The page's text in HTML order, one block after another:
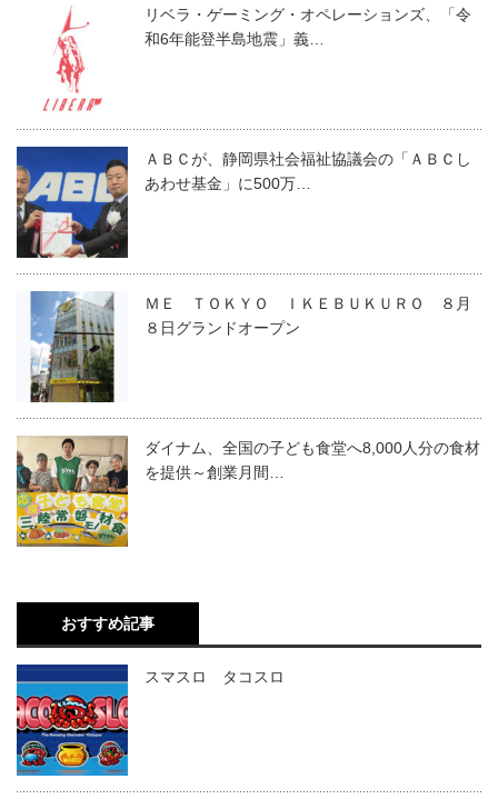
リベラ・ゲーミング・オペレーションズ、「令
和6年能登半島地震」義…
ＡＢＣが、静岡県社会福祉協議会の「ＡＢＣし
あわせ基金」に500万…
ＭＥ ＴＯＫＹＯ ＩＫＥＢＵＫＵＲＯ ８月
８日グランドオープン
ダイナム、全国の子ども食堂へ8,000人分の食材
を提供～創業月間…
おすすめ記事
スマスロ タコスロ